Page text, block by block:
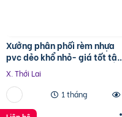
Xưởng phân phối rèm nhựa
pvc dẻo khổ nhỏ- giá tốt tận
gốc
X. Thới Lai
1 tháng